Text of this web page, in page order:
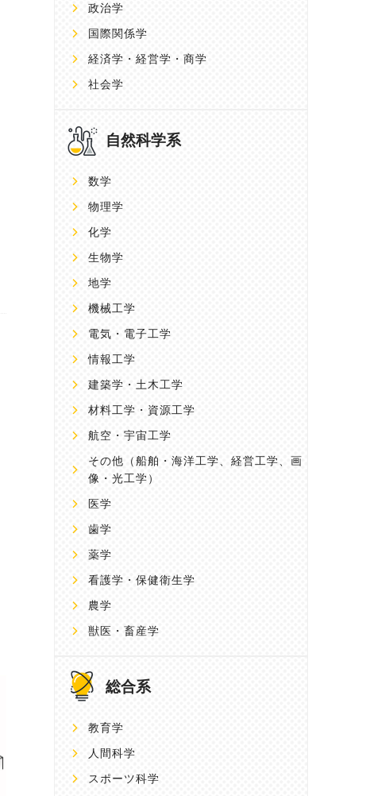
政治学
国際関係学
経済学・経営学・商学
社会学
自然科学系
数学
物理学
化学
生物学
地学
機械工学
電気・電子工学
情報工学
建築学・土木工学
材料工学・資源工学
航空・宇宙工学
その他 （船舶・海洋工学、経営工学、画
像・光工学）
医学
歯学
薬学
看護学・保健衛生学
農学
獣医・畜産学
総合系
教育学
人間科学
スポーツ科学